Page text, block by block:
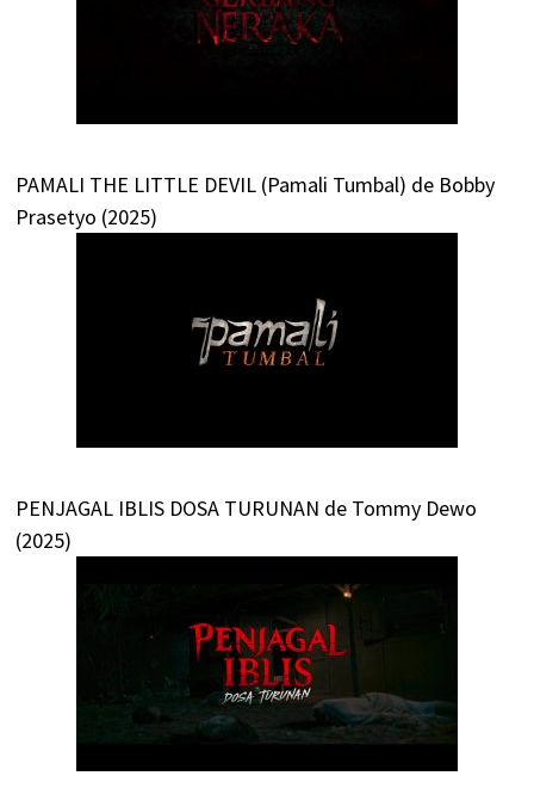
PAMALI THE LITTLE DEVIL (Pamali Tumbal) de Bobby
Prasetyo (2025)
PENJAGAL IBLIS DOSA TURUNAN de Tommy Dewo
(2025)